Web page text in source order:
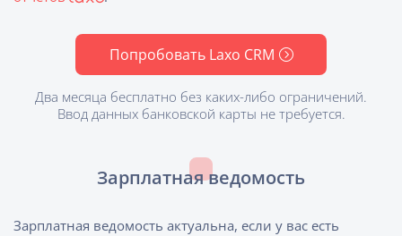
Попробовать Laxo CRM
Два месяца бесплатно без каких-либо ограничений.
Ввод данных банковской карты не требуется.
Зарплатная ведомость
Зарплатная ведомость актуальна, если у вас есть